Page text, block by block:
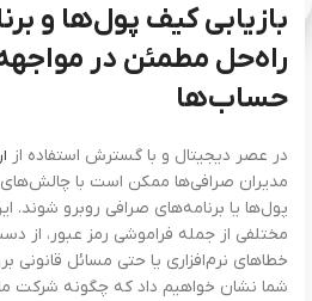
بازیابی کیف پول‌ها و
راه‌حل مطمئن در
حساب‌ها
در عصر دیجیتال و با گسترش استفاده از
مدیران صرافی‌ها ممکن است با
پول‌ها یا برنامه‌های صرافی روبرو شوند.
مختلفی از جمله فراموشی رمز عبور،
خطاهای نرم‌افزاری یا حتی مسائل قانونی
شما نشان خواهیم داد که چگونه شرکت ما